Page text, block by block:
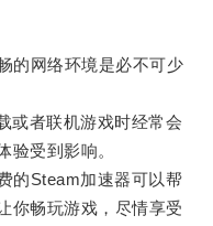
网络环境是必不可少
者联机游戏时经常会
验受到影响。
Steam加速器可以帮
你畅玩游戏，尽情享受